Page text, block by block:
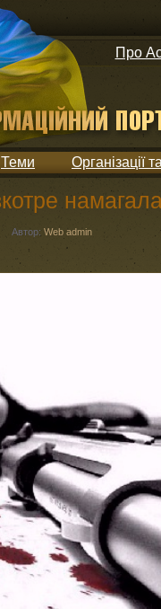
Про
Теми Організації
Автор: Web admin